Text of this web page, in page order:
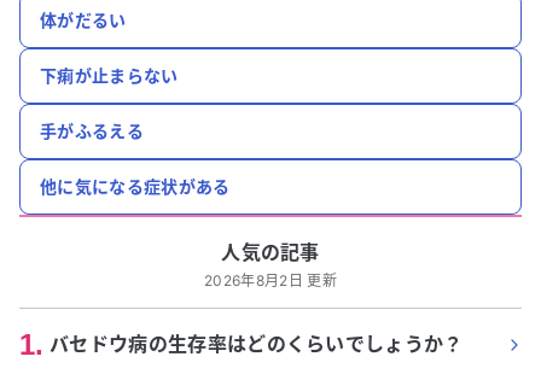
体がだるい
下痢が止まらない
手がふるえる
他に気になる症状がある
人気の記事
2026年8月2日 更新
1. バセドウ病の生存率はどのくらいでしょうか？